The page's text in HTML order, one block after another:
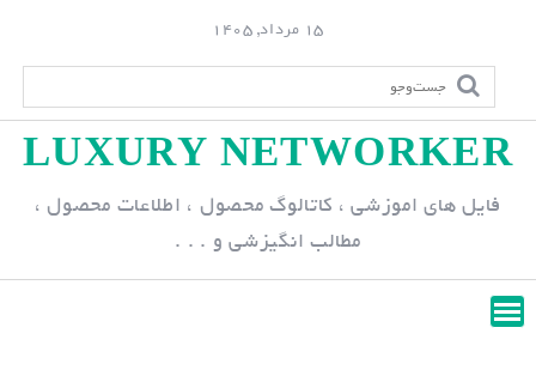
p
n
15 مرداد, 1405
LUXURY NETWORKER
فایل های اموزشی ، کاتالوگ محصول ، اطلاعات محصول ،
مطالب انگیزشی و . . .